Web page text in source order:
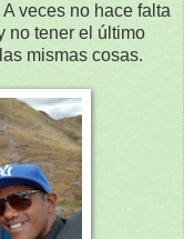
veces no hace falta
no tener el último
mismas cosas.